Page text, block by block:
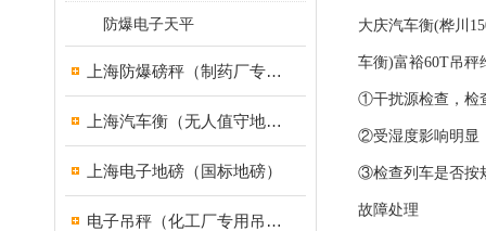
防爆电子天平
上海防爆磅秤（制药厂专用）
上海汽车衡（无人值守地磅）
上海电子地磅（国标地磅）
电子吊秤（化工厂专用吊秤）
大庆汽车衡(桦川
车衡)富裕60T吊秤
①干扰源检查，检
②受湿度影响明显
③检查列车是否按
故障处理